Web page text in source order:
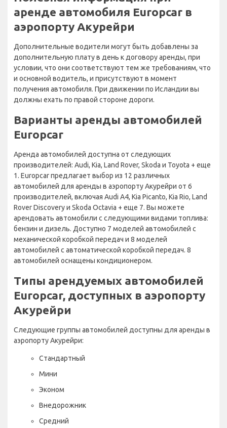
аренде автомобиля Europcar в
аэропорту Акурейри
Дополнительные водители могут быть добавлены за
дополнительную плату в день к договору аренды, при
условии, что они соответствуют тем же требованиям, что
и основной водитель, и присутствуют в момент
получения автомобиля. При движении по Исландии вы
должны ехать по правой стороне дороги.
Варианты аренды автомобилей
Europcar
Аренда автомобилей доступна от следующих
производителей: Audi, Kia, Land Rover, Skoda и Toyota + еще
1. Europcar предлагает выбор из 12 различных
автомобилей для аренды в аэропорту Акурейри от 6
производителей, включая Audi A4, Kia Picanto, Kia Rio, Land
Rover Discovery и Skoda Octavia + еще 7. Вы можете
арендовать автомобили с следующими видами топлива:
бензин и дизель. Доступно 7 моделей автомобилей с
механической коробкой передач и 8 моделей
автомобилей с автоматической коробкой передач. 8
автомобилей оснащены кондиционером.
Типы арендуемых автомобилей
Europcar, доступных в аэропорту
Акурейри
Следующие группы автомобилей доступны для аренды в
аэропорту Акурейри:
Стандартный
Мини
Эконом
Внедорожник
Средний